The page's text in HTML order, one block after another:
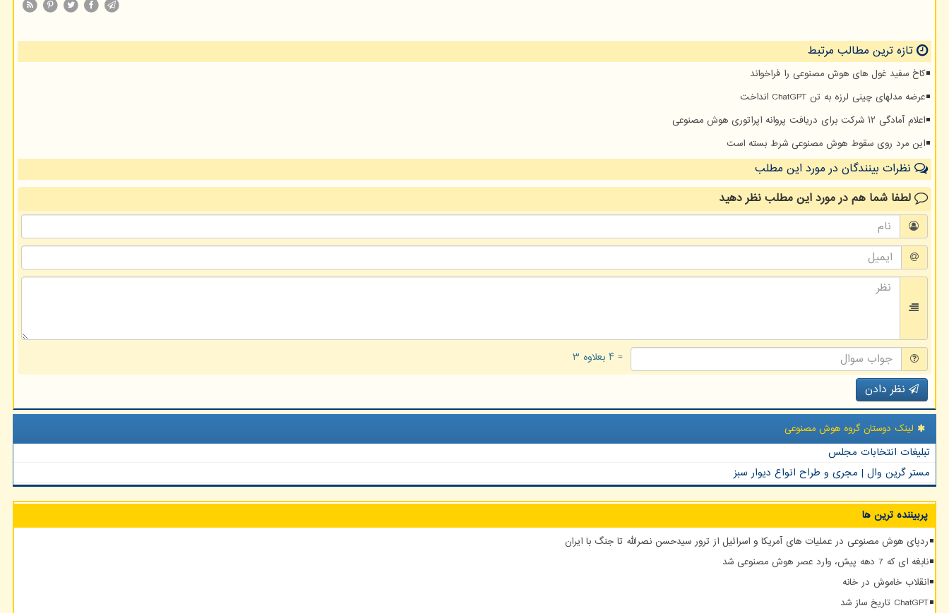
تازه ترین مطالب مرتبط
کاخ سفید غول های هوش مصنوعی را فراخواند
عرضه مدلهای چینی لرزه به تن ChatGPT انداخت
اعلام آمادگی ۱۲ شرکت برای دریافت پروانه اپراتوری هوش مصنوعی
این مرد روی سقوط هوش مصنوعی شرط بسته است
نظرات بینندگان در مورد این مطلب
لطفا شما همدر مورد این مطلبنظر دهید
= ۴ بعلاوه ۳
نظر دادن
لینک دوستان گروه هوش مصنوعی
تبلیغات انتخابات مجلس
مستر گرین وال | مجری و طراح انواع دیوار سبز
پربیننده ترین ها
ردپای هوش مصنوعی در عملیات های آمریکا و اسرائیل از ترور سیدحسن نصرالله تا جنگ با ایران
نابغه ای که 7 دهه پیش، وارد عصر هوش مصنوعی شد
انقلاب خاموش در خانه
ChatGPT تاریخ ساز شد